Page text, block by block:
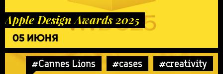
Apple Design Awards 2025
05 ИЮНЯ
#Cannes Lions #cases #creativity